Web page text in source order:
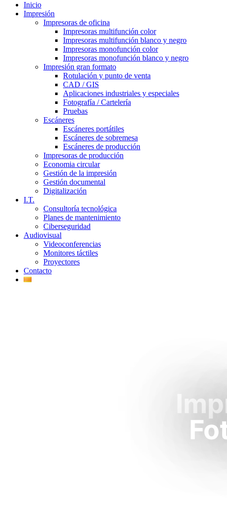
Inicio
Impresión
Impresoras de oficina
Impresoras multifunción color
Impresoras multifunción blanco y negro
Impresoras monofunción color
Impresoras monofunción blanco y negro
Impresión gran formato
Rotulación y punto de venta
CAD / GIS
Aplicaciones industriales y especiales
Fotografía / Cartelería
Pruebas
Escáneres
Escáneres portátiles
Escáneres de sobremesa
Escáneres de producción
Impresoras de producción
Economia circular
Gestión de la impresión
Gestión documental
Digitalización
I.T.
Consultoría tecnológica
Planes de mantenimiento
Ciberseguridad
Audiovisual
Videoconferencias
Monitores táctiles
Proyectores
Contacto